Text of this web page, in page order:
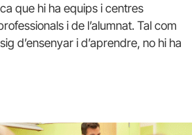
que hi ha equips i centres
i de l’alumnat. Tal com
d’ensenyar i d’aprendre, no hi ha